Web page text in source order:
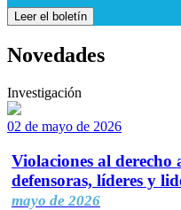
Leer el boletín
Novedades
Investigación
02 de mayo de 2026
Violaciones al derecho
defensoras, líderes y
mayo de 2026